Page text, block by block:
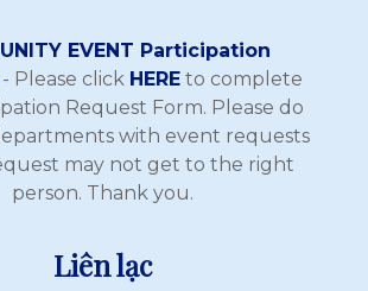
EVENT Participation
- Please click HERE to complete
Request Form. Please do
with event requests
may not get to the right
person. Thank you.
Liên lạc